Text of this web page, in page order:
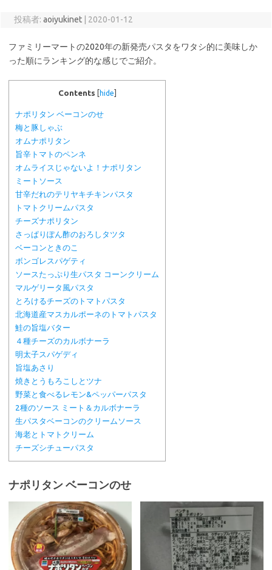
投稿者: aoiyukinet 2020-01-12
ファミリーマートの2020年の新発売パスタをワタシ的に美味しか
った順にランキング的な感じでご紹介。
Contents [ hide
ナポリタン ベーコンのせ
梅と豚しゃぶ
オムナポリタン
旨辛トマトのペンネ
オムライスじゃないよ！ナポリタン
ミートソース
甘辛だれのテリヤキチキンパスタ
トマトクリームパスタ
チーズナポリタン
さっぱりぽん酢のおろしタツタ
ベーコンときのこ
ボンゴレスパゲティ
ソースたっぷり生パスタ コーンクリーム
マルゲリータ風パスタ
とろけるチーズのトマトパスタ
北海道産マスカルポーネのトマトパスタ
鮭の旨塩バター
４種チーズのカルボナーラ
明太子スパゲディ
旨塩あさり
焼きとうもろこしとツナ
野菜と食べるレモン&ペッパーパスタ
2種のソース ミート＆カルボナーラ
生パスタベーコンのクリームソース
海老とトマトクリーム
チーズシチューパスタ
ナポリタン ベーコンのせ